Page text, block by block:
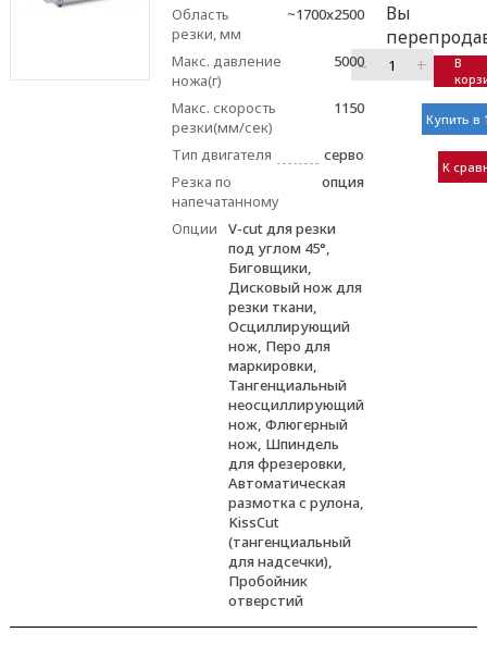
Область
резки, мм
~1700x2500
Макс. давление
ножа(г)
5000
Макс. скорость
резки(мм/сек)
1150
Тип двигателя
серво
Резка по
напечатанному
опция
Опции
V-cut для резки
под углом 45°,
Биговщики,
Дисковый нож для
резки ткани,
Осциллирующий
нож, Перо для
маркировки,
Тангенциальный
неосциллирующий
нож, Флюгерный
нож, Шпиндель
для фрезеровки,
Автоматическая
размотка с рулона,
KissCut
(тангенциальный
для надсечки),
Пробойник
отверстий
Вы
–
+
В
Купить в
К